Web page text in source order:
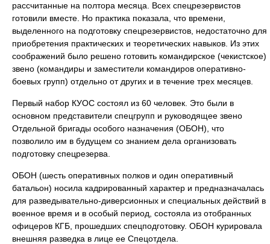
рассчитанные на полтора месяца. Всех спецрезервистов
готовили вместе. Но практика показала, что времени,
выделенного на подготовку спецрезервистов, недостаточно для
приобретения практических и теоретических навыков. Из этих
соображений было решено готовить командирское (чекистское)
звено (командиры и заместители командиров оперативно-
боевых групп) отдельно от других и в течение трех месяцев.
Первый набор КУОС состоял из 60 человек. Это были в
основном представители спецгрупп и руководящее звено
Отдельной бригады особого назначения (ОБОН), что
позволило им в будущем со знанием дела организовать
подготовку спецрезерва.
ОБОН (шесть оперативных полков и один оперативный
батальон) носила кадрированный характер и предназначалась
для разведывательно-диверсионных и специальных действий в
военное время и в особый период, состояла из отобранных
офицеров КГБ, прошедших спецподготовку. ОБОН курировала
внешняя разведка в лице ее Спецотдела.